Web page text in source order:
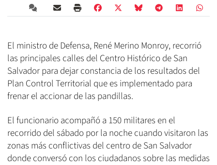
El ministro de Defensa, René Merino Monroy, recorrió
las principales calles del Centro Histórico de San
Salvador para dejar constancia de los resultados del
Plan Control Territorial que es implementado para
frenar el accionar de las pandillas.
El funcionario acompañó a 150 militares en el
recorrido del sábado por la noche cuando visitaron las
zonas más conflictivas del centro de San Salvador
donde conversó con los ciudadanos sobre las medidas